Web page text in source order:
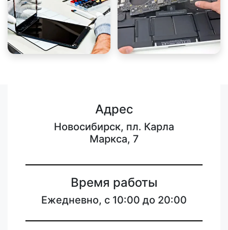
Адрес
Новосибирск, пл. Карла
Маркса, 7
Время работы
Ежедневно, с 10:00 до 20:00